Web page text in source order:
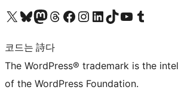
X(이전 트위터) 계정 방문하기블루스카이 계정 방문하기마스토돈 계정 방문하기스레드 계정 방문하기 페이스북 페이지 방문하기인스타그램 계정 방문하기 LinkedIn 계정 방문하기틱톡 계정 방문하기유튜브 채널 방문하기 텀블러 계정 방문하기
코드는 詩다
The WordPress® trademark is the
of the WordPress Foundation.